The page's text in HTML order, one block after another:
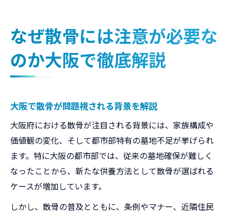
なぜ散骨には注意が必要な
のか大阪で徹底解説
大阪で散骨が問題視される背景を解説
大阪府における散骨が注目される背景には、家族構成や
価値観の変化、そして都市部特有の墓地不足が挙げられ
ます。特に大阪の都市部では、従来の墓地確保が難しく
なったことから、新たな供養方法として散骨が選ばれる
ケースが増加しています。
しかし、散骨の普及とともに、条例やマナー、近隣住民